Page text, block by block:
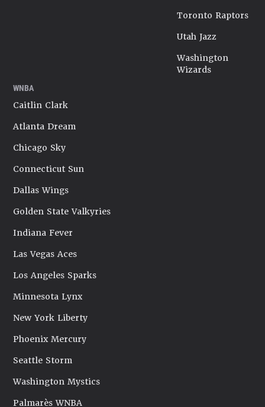
Toronto Raptors
Utah Jazz
Washington
Wizards
WNBA
Caitlin Clark
Atlanta Dream
Chicago Sky
Connecticut Sun
Dallas Wings
Golden State Valkyries
Indiana Fever
Las Vegas Aces
Los Angeles Sparks
Minnesota Lynx
New York Liberty
Phoenix Mercury
Seattle Storm
Washington Mystics
Palmarès WNBA